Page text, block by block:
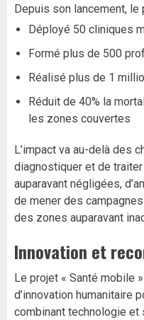
Depuis son lancement, le
Déployé 50 cliniques
Formé plus de 500
Réalisé plus de 1
Réduit de 40% la
les zones couvertes
L’impact va au-delà des
diagnostiquer et de
auparavant négligées,
de mener des
des zones auparavant
Innovation et
Le projet « Santé mobile
d’innovation humanitaire
combinant technologie